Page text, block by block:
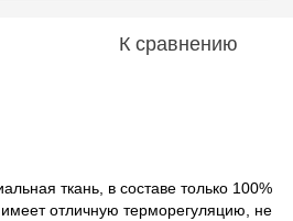
К сравнению
ткань, в составе только 100%
отличную терморегуляцию, не